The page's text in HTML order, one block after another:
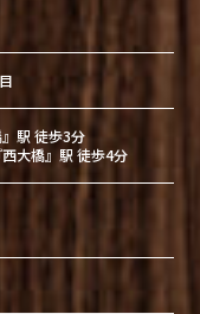
駅 徒歩3分
大橋』駅 徒歩4分